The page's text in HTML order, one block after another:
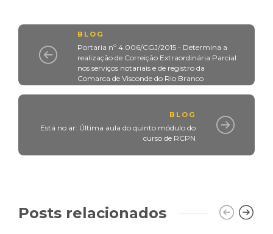
BLOG
Portaria nº 4.006/CGJ/2015 - Determina a
realização de Correição Extraordinária Parcial
nos serviços notariais e de registro da
Comarca de Visconde do Rio Branco
BLOG
Está no ar: Última aula do quinto módulo do
curso de RCPN
Posts relacionados